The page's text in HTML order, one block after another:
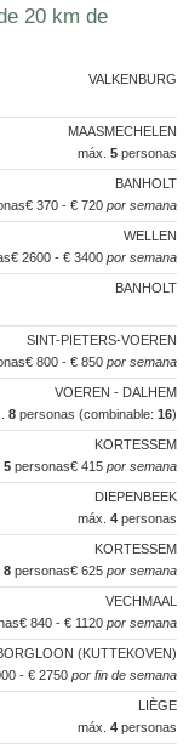
20 km de
VALKENBURG
MAASMECHELEN
máx. 5 personas
BANHOLT
€ 370 - € 720 por semana
WELLEN
€ 2600 - € 3400 por semana
BANHOLT
SINT-PIETERS-VOEREN
€ 800 - € 850 por semana
VOEREN - DALHEM
8 personas (combinable: 16)
KORTESSEM
€ 415 por semana
5 personas
DIEPENBEEK
máx. 4 personas
KORTESSEM
€ 625 por semana
8 personas
VECHMAAL
€ 840 - € 1120 por semana
(KUTTEKOVEN)
- € 2750 por fin de semana
LIÈGE
máx. 4 personas